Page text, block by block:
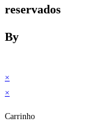
reservados
By
×
×
Carrinho